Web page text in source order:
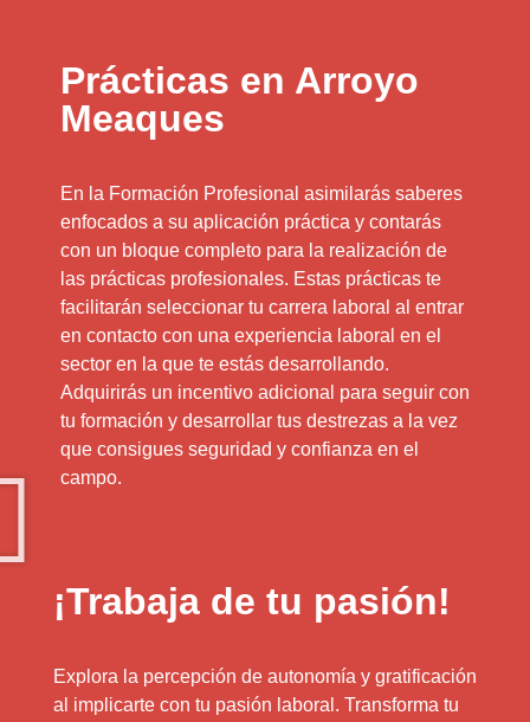
Prácticas en Arroyo
Meaques
En la Formación Profesional asimilarás saberes
enfocados a su aplicación práctica y contarás
con un bloque completo para la realización de
las prácticas profesionales. Estas prácticas te
facilitarán seleccionar tu carrera laboral al entrar
en contacto con una experiencia laboral en el
sector en la que te estás desarrollando.
Adquirirás un incentivo adicional para seguir con
tu formación y desarrollar tus destrezas a la vez
que consigues seguridad y confianza en el
campo.
¡Trabaja de tu pasión!
Explora la percepción de autonomía y gratificación
al implicarte con tu pasión laboral. Transforma tu